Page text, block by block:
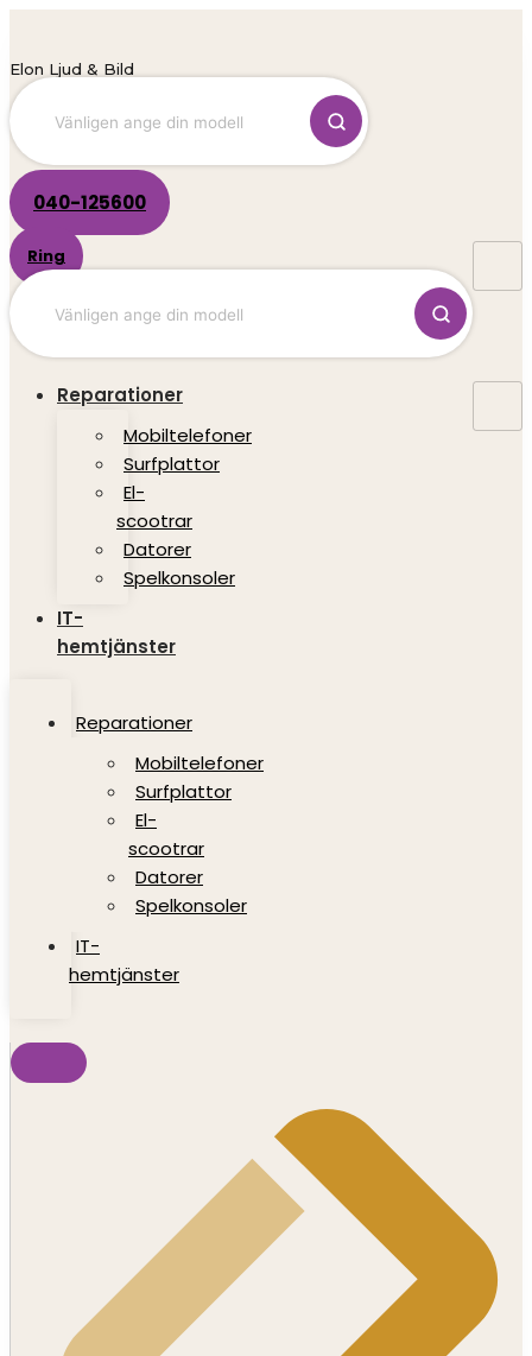
Hoppa
innehåll
Elon Ljud & Bild
040-125600
Ring
Reparationer
Mobiltelefoner
Surfplattor
El-
scootrar
Datorer
Spelkonsoler
IT-
hemtjänster
Reparationer
Mobiltelefoner
Surfplattor
El-
scootrar
Datorer
Spelkonsoler
IT-
hemtjänster